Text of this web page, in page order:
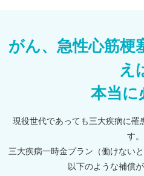
がん、急性心筋梗
え
本当に
現役世代であっても三大疾病に罹
す。
三大疾病一時金プラン（働けない
以下のような補償